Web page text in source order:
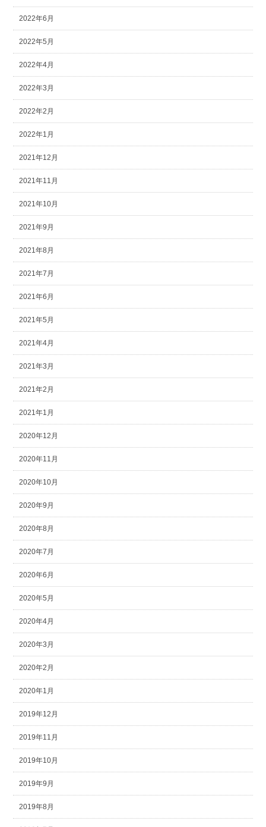
2022年6月
2022年5月
2022年4月
2022年3月
2022年2月
2022年1月
2021年12月
2021年11月
2021年10月
2021年9月
2021年8月
2021年7月
2021年6月
2021年5月
2021年4月
2021年3月
2021年2月
2021年1月
2020年12月
2020年11月
2020年10月
2020年9月
2020年8月
2020年7月
2020年6月
2020年5月
2020年4月
2020年3月
2020年2月
2020年1月
2019年12月
2019年11月
2019年10月
2019年9月
2019年8月